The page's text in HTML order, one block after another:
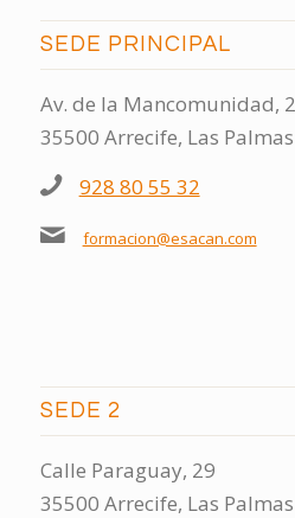
SEDE PRINCIPAL
Av. de la Mancomunidad, 2
35500 Arrecife, Las Palmas
928 80 55 32
formacion@esacan.com
SEDE 2
Calle Paraguay, 29
35500 Arrecife, Las Palmas